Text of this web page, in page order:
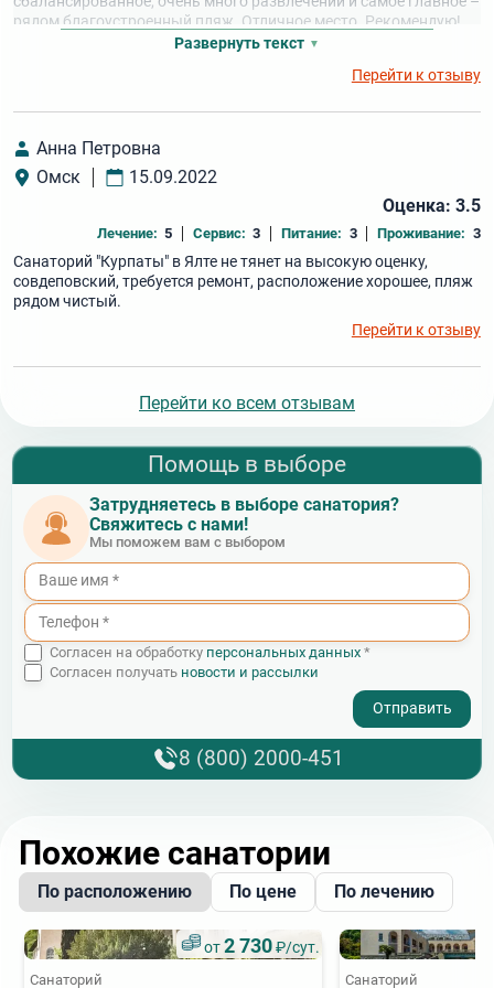
рядом благоустроенный пляж. Отличное место. Рекомендую!
Развернуть текст
Перейти к отзыву
Анна Петровна
Омск
15.09.2022
Оценка: 3.5
Лечение: 5 Сервис: 3 Питание: 3 Проживание: 3
Санаторий "Курпаты" в Ялте не тянет на высокую оценку,
совдеповский, требуется ремонт, расположение хорошее, пляж
рядом чистый.
Перейти к отзыву
Перейти ко всем отзывам
Помощь в выборе
Затрудняетесь в выборе санатория?
Свяжитесь с нами!
Мы поможем вам с выбором
Согласен на обработку персональных данных *
Согласен получать новости и рассылки
8 (800) 2000-451
Похожие санатории
По расположению По цене По лечению
от2 730₽/сут.
Санаторий Санаторий